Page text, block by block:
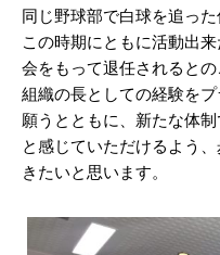
同じ野球部で白球を追った
この時期にともに活動出
会をもって退任されるとの
組織の長としての経験を
願うとともに、新たな体
と感じていただけるよう
きたいと思います。